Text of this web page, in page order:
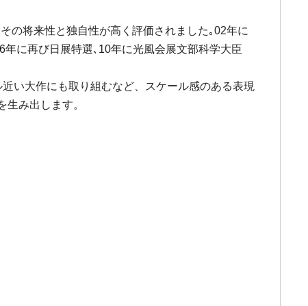
の将来性と独自性が高く評価されました｡02年に
に再び日展特選､10年に光風会展文部科学大臣
い大作にも取り組むなど、スケール感のある表現
み出します。